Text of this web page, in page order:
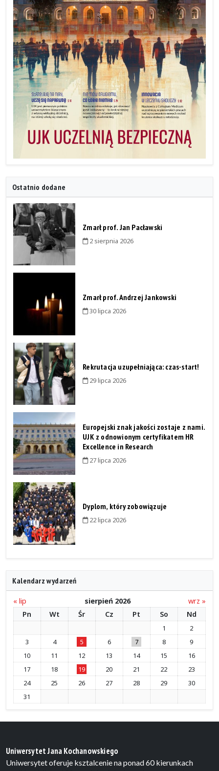
Ostatnio dodane
Zmarł prof. Jan Pacławski
2 sierpnia 2026
Zmarł prof. Andrzej Jankowski
30 lipca 2026
Rekrutacja uzupełniająca: czas-start!
29 lipca 2026
Europejski znak jakości zostaje z nami.
UJK z odnowionym certyfikatem HR
Excellence in Research
27 lipca 2026
Dyplom, który zobowiązuje
22 lipca 2026
Kalendarz wydarzeń
« lip sierpień 2026
wrz »
Pn
Wt Śr Cz Pt So Nd
1
2
3
4 5 6 7 8
9
10
11 12 13 14 15
16
17
18 19 20 21 22
23
24
25 26 27 28 29
30
31
Uniwersytet Jana Kochanowskiego
Uniwersytet oferuje ksztalcenie na ponad 60 kierunkach